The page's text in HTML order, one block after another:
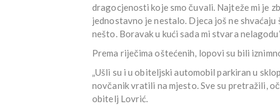
dragocjenosti koje smo čuvali. Najteže mi je
jednostavno je nestalo. Djeca još ne
nešto. Boravak u kući sada mi stvara
Prema riječima oštećenih, lopovi su bili
„Ušli su i u obiteljski automobil parkiran u
novčanik vratili na mjesto. Sve su pretražili,
obitelj Lovrić.